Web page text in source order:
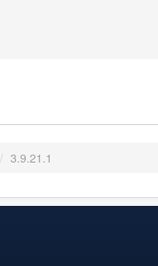
/ 3.9.21.1